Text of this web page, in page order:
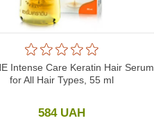
Intense Care Keratin Hair Serum
for All Hair Types, 55 ml
584 UAH